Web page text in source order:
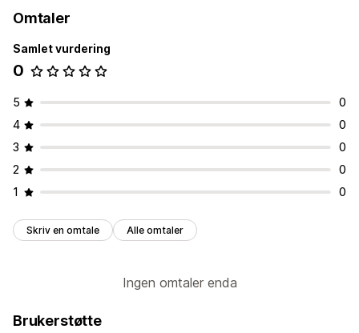
Omtaler
Samlet vurdering
0
5
0
4
0
3
0
2
0
1
0
Skriv en omtale Alle omtaler
Ingen omtaler enda
Brukerstøtte